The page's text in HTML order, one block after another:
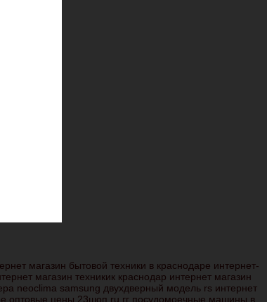
магазин бытовой техники в краснодаре интернет-
магазин техникик краснодар интернет магазин
neoclima samsung двухдверный модель rs интернет
оптовые цены 23шоп ru гг посудомоечные машины в